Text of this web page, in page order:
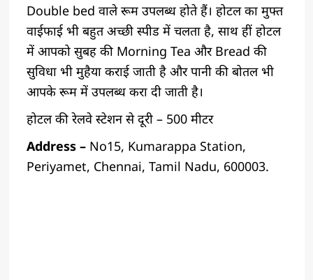
Double bed वाले रूम उपलब्ध होते हैं। होटल का मुफ्त
वाईफाई भी बहुत अच्छी स्पीड में चलता है, साथ हीं होटल
में आपको सुबह की Morning Tea और Bread की
सुविधा भी मुहैया कराई जाती है और पानी की बोतल भी
आपके रूम में उपलब्ध करा दी जाती है।
होटल की रेलवे स्टेशन से दूरी – 500 मीटर
Address –No15, Kumarappa Station,
Periyamet, Chennai, Tamil Nadu, 600003.